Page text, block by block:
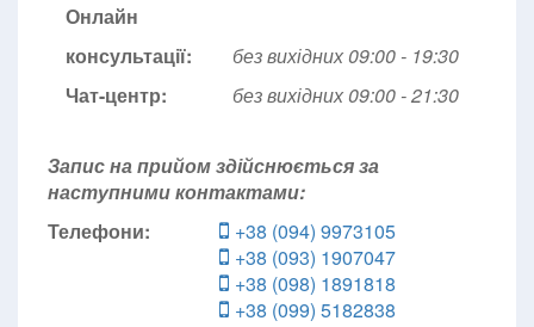
Онлайн
консультації:
без вихідних 09:00 - 19:30
Чат-центр:
без вихідних 09:00 - 21:30
Запис на прийом здійснюється за
наступними контактами:
Телефони:
+38 (094) 9973105
+38 (093) 1907047
+38 (098) 1891818
+38 (099) 5182838